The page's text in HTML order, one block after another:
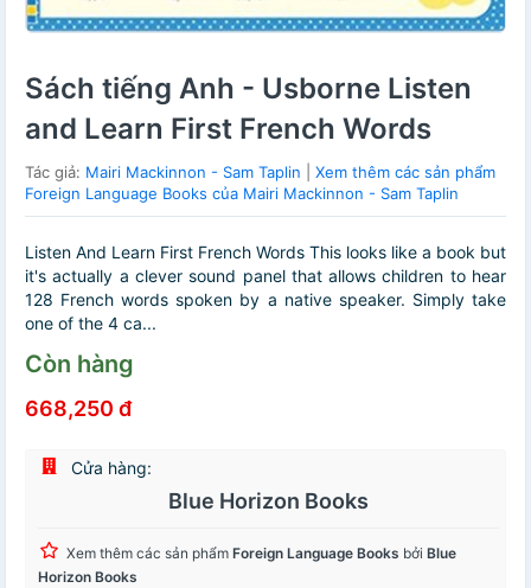
Sách tiếng Anh - Usborne Listen
and Learn First French Words
Tác giả: Mairi Mackinnon - Sam Taplin
Xem thêm các sản phẩm
Foreign Language Books của Mairi Mackinnon - Sam Taplin
Listen And Learn First French Words This looks like a book but
it's actually a clever sound panel that allows children to hear
128 French words spoken by a native speaker. Simply take
one of the 4 ca...
Còn hàng
668,250 đ
Cửa hàng:
Blue Horizon Books
Xem thêm các sản phẩm Foreign Language Books bởi Blue
Horizon Books